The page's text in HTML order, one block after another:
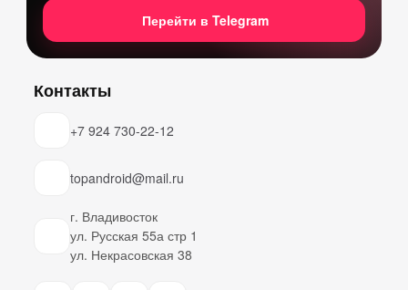
Перейти в Telegram
Контакты
+7 924 730-22-12
topandroid@mail.ru
г. Владивосток
ул. Русская 55а стр 1
ул. Некрасовская 38